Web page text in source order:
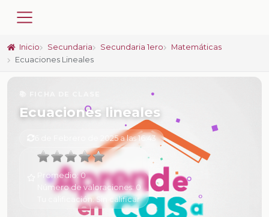
Inicio Secundaria Secundaria 1ero
Matemáticas
Ecuaciones Lineales
Ecuaciones lineales
6 de Febrero de 2025 a las 16:43
Promedio:0
Número de valoraciones:0
Tu calificación:Sin calificar